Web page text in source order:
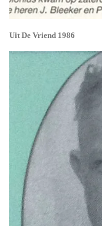
Uit De Vriend 1986